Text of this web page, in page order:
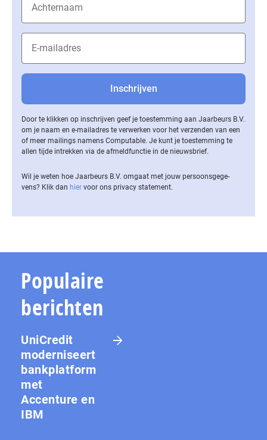
Door te klikken op inschrijven geef je toestemming aan Jaarbeurs B.V.
om je naam en e-mailadres te verwerken voor het verzenden van een
of meer mailings namens Computable. Je kunt je toestemming te
allen tijde intrekken via de af­meld­func­tie in de nieuwsbrief.
Wil je weten hoe Jaarbeurs B.V. omgaat met jouw per­soons­ge­ge­
vens? Klik dan hier voor ons privacy statement.
Populaire
berichten
UniCredit
moderniseert
bankplatform
met
Accenture en
IBM